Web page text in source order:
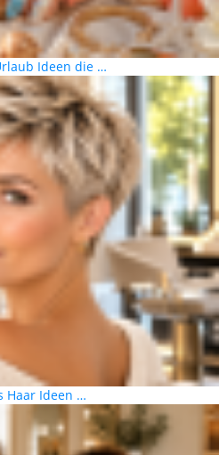
Ideen die …
Haar Ideen …